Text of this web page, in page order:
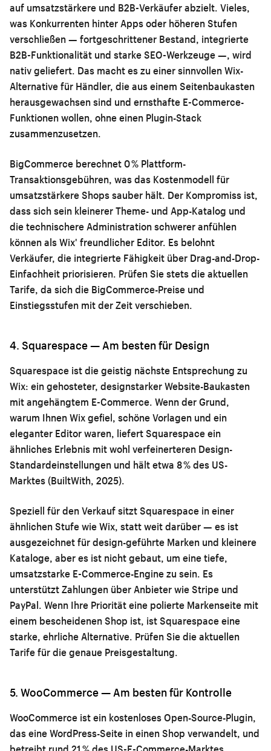
auf umsatzstärkere und B2B-Verkäufer abzielt. Vieles,
was Konkurrenten hinter Apps oder höheren Stufen
verschließen — fortgeschrittener Bestand, integrierte
B2B-Funktionalität und starke SEO-Werkzeuge —, wird
nativ geliefert. Das macht es zu einer sinnvollen Wix-
Alternative für Händler, die aus einem Seitenbaukasten
herausgewachsen sind und ernsthafte E-Commerce-
Funktionen wollen, ohne einen Plugin-Stack
zusammenzusetzen.
BigCommerce berechnet 0 % Plattform-
Transaktionsgebühren, was das Kostenmodell für
umsatzstärkere Shops sauber hält. Der Kompromiss ist,
dass sich sein kleinerer Theme- und App-Katalog und
die technischere Administration schwerer anfühlen
können als Wix' freundlicher Editor. Es belohnt
Verkäufer, die integrierte Fähigkeit über Drag-and-Drop-
Einfachheit priorisieren. Prüfen Sie stets die aktuellen
Tarife, da sich die BigCommerce-Preise und
Einstiegsstufen mit der Zeit verschieben.
4. Squarespace — Am besten für Design
Squarespace ist die geistig nächste Entsprechung zu
Wix: ein gehosteter, designstarker Website-Baukasten
mit angehängtem E-Commerce. Wenn der Grund,
warum Ihnen Wix gefiel, schöne Vorlagen und ein
eleganter Editor waren, liefert Squarespace ein
ähnliches Erlebnis mit wohl verfeinerteren Design-
Standardeinstellungen und hält etwa 8 % des US-
Marktes (BuiltWith, 2025).
Speziell für den Verkauf sitzt Squarespace in einer
ähnlichen Stufe wie Wix, statt weit darüber — es ist
ausgezeichnet für design-geführte Marken und kleinere
Kataloge, aber es ist nicht gebaut, um eine tiefe,
umsatzstarke E-Commerce-Engine zu sein. Es
unterstützt Zahlungen über Anbieter wie Stripe und
PayPal. Wenn Ihre Priorität eine polierte Markenseite mit
einem bescheidenen Shop ist, ist Squarespace eine
starke, ehrliche Alternative. Prüfen Sie die aktuellen
Tarife für die genaue Preisgestaltung.
5. WooCommerce — Am besten für Kontrolle
WooCommerce ist ein kostenloses Open-Source-Plugin,
das eine WordPress-Seite in einen Shop verwandelt, und